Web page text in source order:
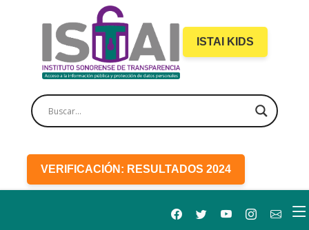
ISTAI KIDS
VERIFICACIÓN: RESULTADOS 2024